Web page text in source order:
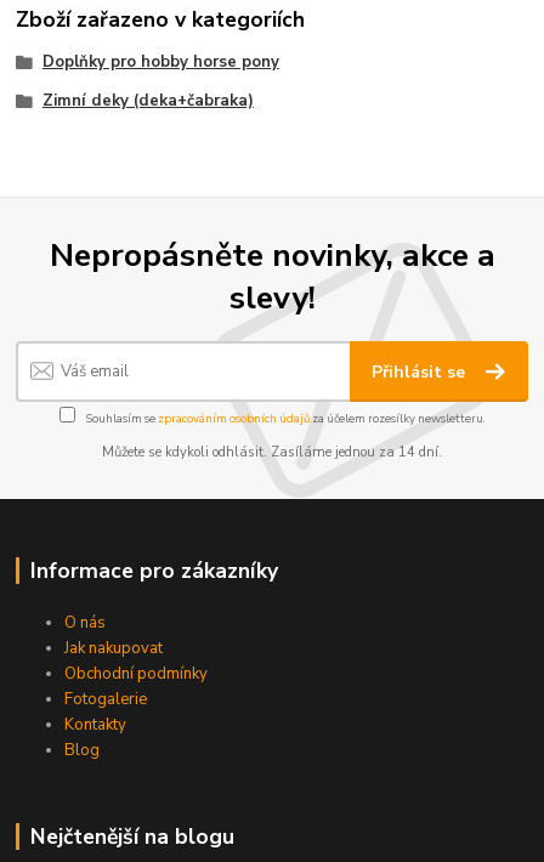
Zboží zařazeno v kategoriích
Doplňky pro hobby horse pony
Zimní deky (deka+čabraka)
Nepropásněte novinky, akce a
slevy!
Přihlásit se
Souhlasím se zpracováním osobních údajůza účelem rozesílky newsletteru.
Můžete se kdykoli odhlásit. Zasíláme jednou za 14 dní.
Informace pro zákazníky
O nás
Jak nakupovat
Obchodní podmínky
Fotogalerie
Kontakty
Blog
Nejčtenější na blogu